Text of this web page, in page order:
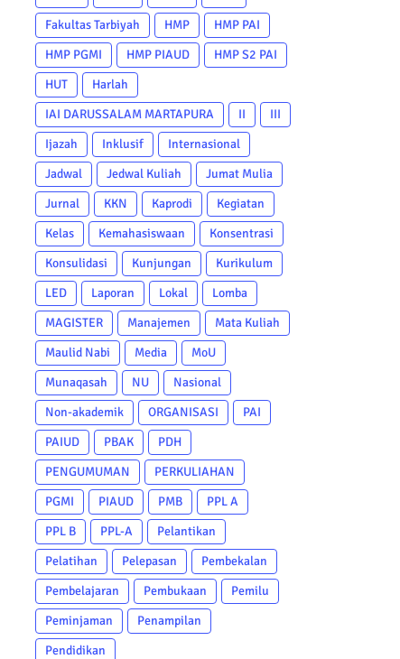
Fakultas Tarbiyah
HMP
HMP PAI
HMP PGMI
HMP PIAUD
HMP S2 PAI
HUT
Harlah
IAI DARUSSALAM MARTAPURA
II
III
Ijazah
Inklusif
Internasional
Jadwal
Jedwal Kuliah
Jumat Mulia
Jurnal
KKN Kaprodi
Kegiatan
Kelas
Kemahasiswaan
Konsentrasi
Konsulidasi
Kunjungan
Kurikulum
LED
Laporan Lokal
Lomba
MAGISTER
Manajemen
Mata Kuliah
Maulid Nabi
Media
MoU
Munaqasah
NU
Nasional
Non-akademik
ORGANISASI
PAI
PAIUD
PBAK
PDH
PENGUMUMAN
PERKULIAHAN
PGMI
PIAUD PMB
PPL A
PPL B
PPL-A
Pelantikan
Pelatihan
Pelepasan
Pembekalan
Pembelajaran
Pembukaan
Pemilu
Peminjaman
Penampilan
Pendidikan